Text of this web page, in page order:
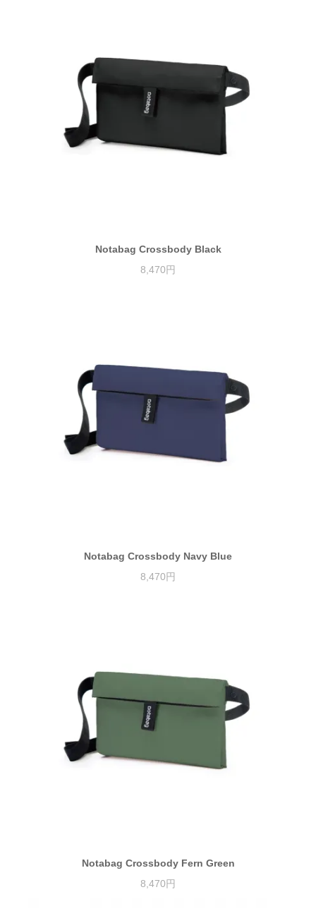
Notabag Crossbody Black
8,470円
Notabag Crossbody Navy Blue
8,470円
Notabag Crossbody Fern Green
8,470円